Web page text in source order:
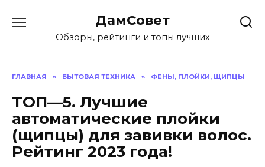
содержанию
ДамСовет
Обзоры, рейтинги и топы лучших
ГЛАВНАЯ » БЫТОВАЯ ТЕХНИКА » ФЕНЫ, ПЛОЙКИ, ЩИПЦЫ
ТОП—5. Лучшие
автоматические плойки
(щипцы) для завивки волос.
Рейтинг 2023 года!